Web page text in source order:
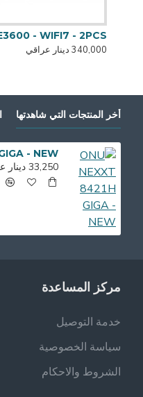
340,000 دينار عراقي
أخر المنتجات التي شاهدتها
33,250 دينار عراقي
مركز المساعدة
خدمة التوصيل
سياسة الخصوصية
الشروط والاحكام